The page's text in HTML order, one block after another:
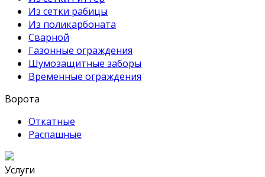
Из сетки рабицы
Из поликарбоната
Сварной
Газонные ограждения
Шумозащитные заборы
Временные ограждения
Ворота
Откатные
Распашные
Услуги